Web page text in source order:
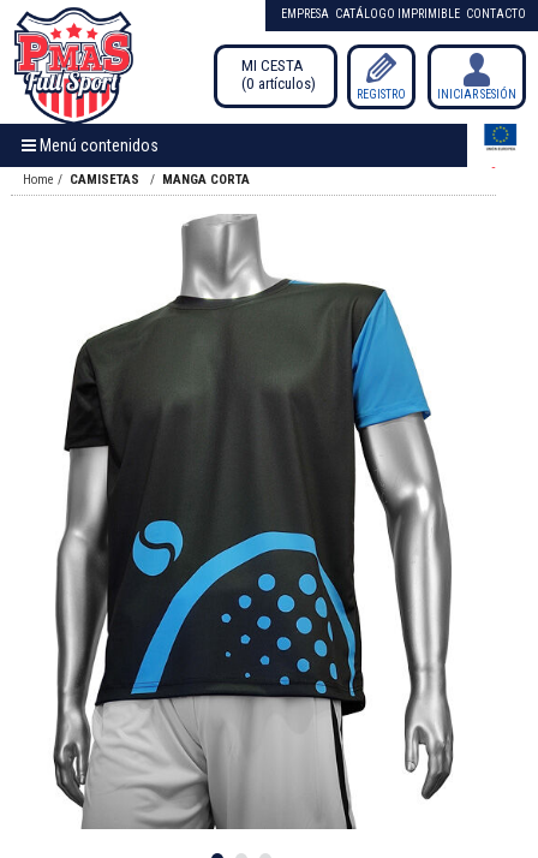
REGISTRO INICIAR SESIÓN
MI CESTA
0 artículos
EMPRESA CATÁLOGO IMPRIMIBLE CONTACTO
Menú contenidos
Home CAMISETAS MANGA CORTA